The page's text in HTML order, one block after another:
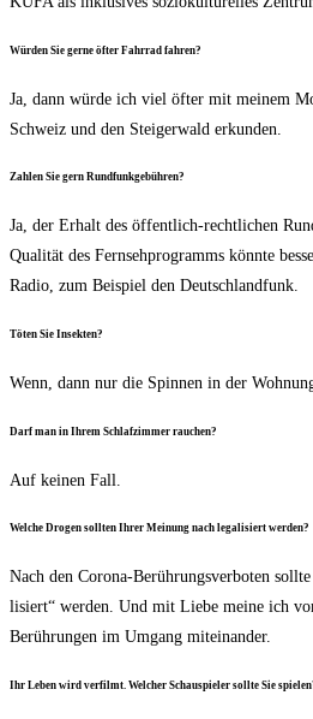
Wür­den Sie ger­ne öfter Fahr­rad fahren?
Ja, dann wür­de ich viel öfter mit mei­nem
Schweiz und den Stei­ger­wald erkunden.
Zah­len Sie gern Rundfunkgebühren?
Ja, der Erhalt des öffent­lich-recht­li­chen
Qua­li­tät des Fern­seh­pro­gramms könn­te
Radio, zum Bei­spiel den Deutschlandfunk.
Töten Sie Insekten?
Wenn, dann nur die Spin­nen in der
Darf man in Ihrem Schlaf­zim­mer rauchen?
Auf kei­nen Fall.
Wel­che Dro­gen soll­ten Ihrer Mei­nung nach lega­li­siert werden?
Nach den Coro­na-Berüh­rungs­ver­bo­ten
li­siert“ wer­den. Und mit Lie­be mei­ne ich
Berüh­run­gen im Umgang miteinander.
Ihr Leben wird ver­filmt. Wel­cher Schau­spie­ler soll­te Sie